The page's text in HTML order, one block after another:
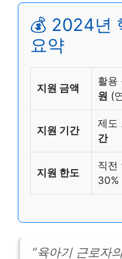
💰 2024년
요약
지원 금액
활용
원 (
지원 기간
제도
간
지원 한도
직전
30%
“육아기 근로자